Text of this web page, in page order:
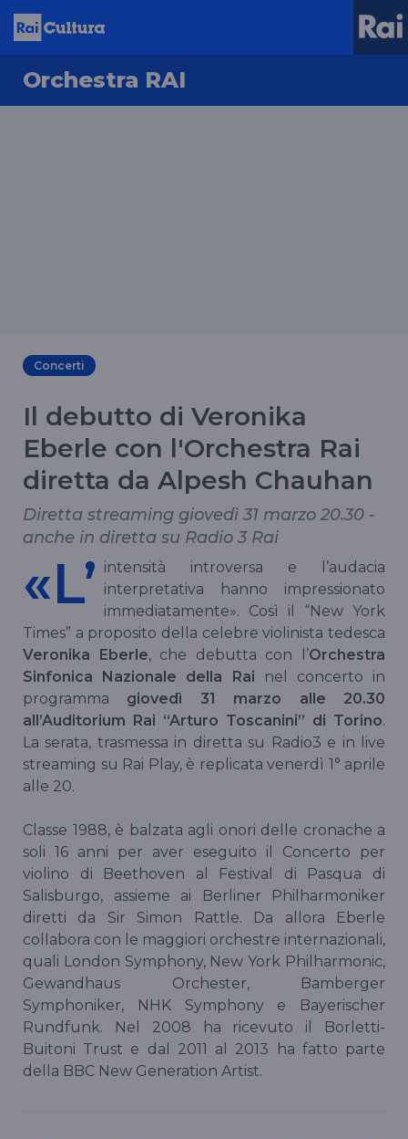
Orchestra RAI
Concerti
Il debutto di Veronika
Eberle con l'Orchestra Rai
diretta da Alpesh Chauhan
Diretta streaming giovedì 31 marzo 20.30 -
anche in diretta su Radio 3 Rai
«L’ intensità introversa e l’audacia
interpretativa hanno impressionato
immediatamente». Così il “New York
Times” a proposito della celebre violinista tedesca
Veronika Eberle, che debutta con l’Orchestra
Sinfonica Nazionale della Rai nel concerto in
programma giovedì 31 marzo alle 20.30
all’Auditorium Rai “Arturo Toscanini” di Torino.
La serata, trasmessa in diretta su Radio3 e in live
streaming su Rai Play, è replicata venerdì 1° aprile
alle 20.
Classe 1988, è balzata agli onori delle cronache a
soli 16 anni per aver eseguito il Concerto per
violino di Beethoven al Festival di Pasqua di
Salisburgo, assieme ai Berliner Philharmoniker
diretti da Sir Simon Rattle. Da allora Eberle
collabora con le maggiori orchestre internazionali,
quali London Symphony, New York Philharmonic,
Gewandhaus Orchester, Bamberger
Symphoniker, NHK Symphony e Bayerischer
Rundfunk. Nel 2008 ha ricevuto il Borletti-
Buitoni Trust e dal 2011 al 2013 ha fatto parte
della BBC New Generation Artist.